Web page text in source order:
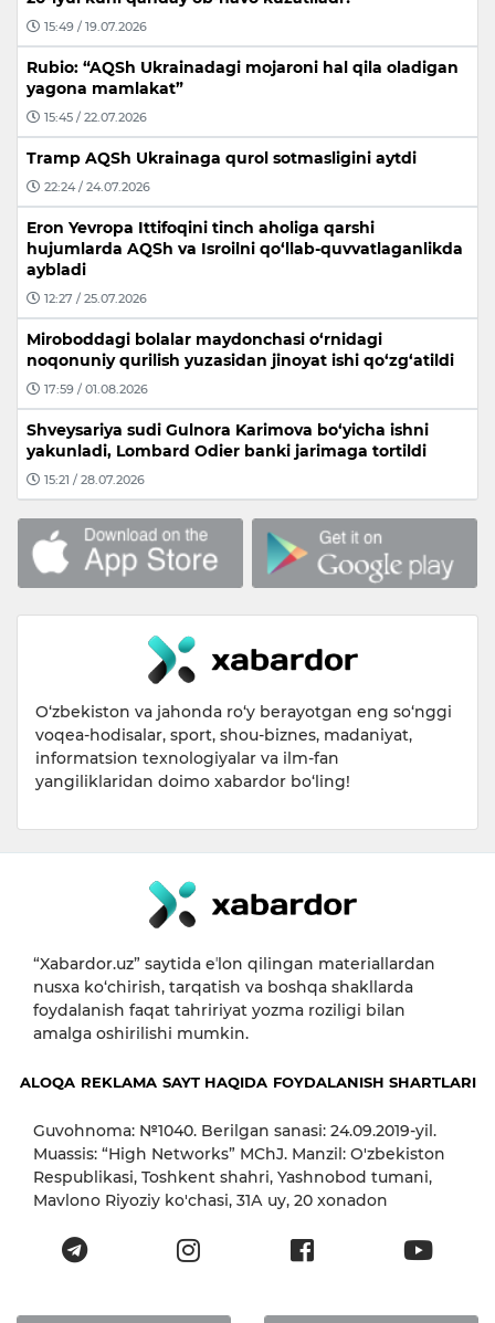
15:49 / 19.07.2026
Rubio: “AQSh Ukrainadagi mojaroni hal qila oladigan
yagona mamlakat”
15:45 / 22.07.2026
Tramp AQSh Ukrainaga qurol sotmasligini aytdi
22:24 / 24.07.2026
Eron Yevropa Ittifoqini tinch aholiga qarshi
hujumlarda AQSh va Isroilni qo‘llab-quvvatlaganlikda
aybladi
12:27 / 25.07.2026
Miroboddagi bolalar maydonchasi o‘rnidagi
noqonuniy qurilish yuzasidan jinoyat ishi qo‘zg‘atildi
17:59 / 01.08.2026
Shveysariya sudi Gulnora Karimova bo‘yicha ishni
yakunladi, Lombard Odier banki jarimaga tortildi
15:21 / 28.07.2026
O‘zbekiston va jahonda ro‘y berayotgan eng so‘nggi
voqea-hodisalar, sport, shou-biznes, madaniyat,
informatsion texnologiyalar va ilm-fan
yangiliklaridan doimo xabardor bo‘ling!
“Xabardor.uz” saytida eʼlon qilingan materiallardan
nusxa ko‘chirish, tarqatish va boshqa shakllarda
foydalanish faqat tahririyat yozma roziligi bilan
amalga oshirilishi mumkin.
ALOQA REKLAMA SAYT HAQIDA FOYDALANISH SHARTLARI
Guvohnoma: №1040. Berilgan sanasi: 24.09.2019-yil.
Muassis: “High Networks” MChJ. Manzil: O'zbekiston
Respublikasi, Toshkent shahri, Yashnobod tumani,
Mavlono Riyoziy ko'chasi, 31А uy, 20 xonadon